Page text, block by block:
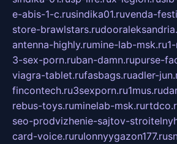
e-abis-1-c.rusindika01.ruvenda-
store-brawlstars.ru
antenna-highly.rumine-lab-msk.ru
3-sex-porn.ruban-damn.rupurse-
viagra-tablet.rufasbags.ruadler-
fincontech.ru3sexporn.ru1mus.ru
rebus-toys.ruminelab-msk.ru
seo-prodvizhenie-sajtov-
card-voice.rurulonnyygazon177.ru